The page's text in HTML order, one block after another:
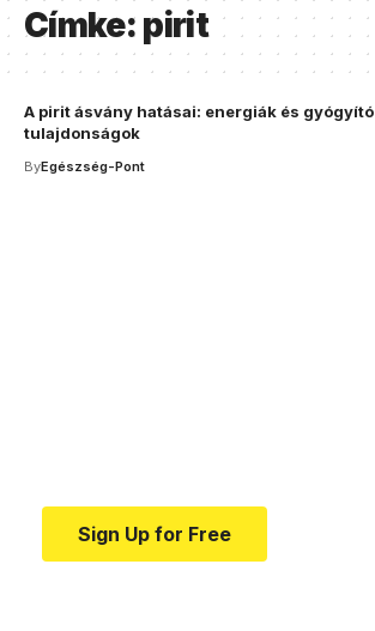
Címke: pirit
A pirit ásvány hatásai: energiák és gyógyító
tulajdonságok
ByEgészség-Pont
Sign Up for Free